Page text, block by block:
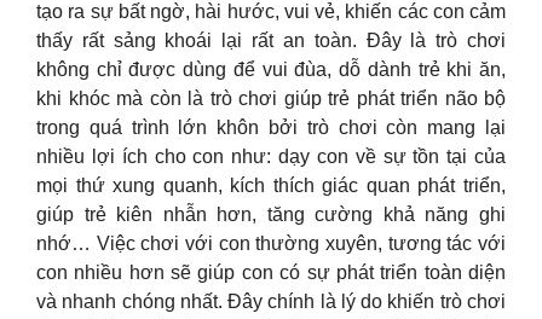
tạo ra sự bất ngờ, hài hước, vui vẻ, khiến các con cảm
thấy rất sảng khoái lại rất an toàn. Đây là trò chơi
không chỉ được dùng để vui đùa, dỗ dành trẻ khi ăn,
khi khóc mà còn là trò chơi giúp trẻ phát triển não bộ
trong quá trình lớn khôn bởi trò chơi còn mang lại
nhiều lợi ích cho con như: dạy con về sự tồn tại của
mọi thứ xung quanh, kích thích giác quan phát triển,
giúp trẻ kiên nhẫn hơn, tăng cường khả năng ghi
nhớ… Việc chơi với con thường xuyên, tương tác với
con nhiều hơn sẽ giúp con có sự phát triển toàn diện
và nhanh chóng nhất. Đây chính là lý do khiến trò chơi